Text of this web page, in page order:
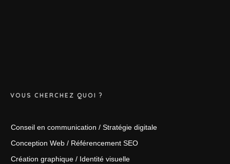
VOUS CHERCHEZ QUOI ?
Conseil en communication / Stratégie digitale
Conception Web / Référencement SEO
Création graphique / Identité visuelle